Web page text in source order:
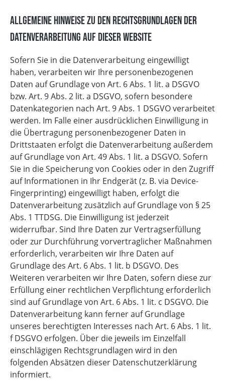
Allgemeine Hinweise zu den Rechtsgrundlagen der
Datenverarbeitung auf dieser Website
Sofern Sie in die Datenverarbeitung eingewilligt
haben, verarbeiten wir Ihre personenbezogenen
Daten auf Grundlage von Art. 6 Abs. 1 lit. a DSGVO
bzw. Art. 9 Abs. 2 lit. a DSGVO, sofern besondere
Datenkategorien nach Art. 9 Abs. 1 DSGVO verarbeitet
werden. Im Falle einer ausdrücklichen Einwilligung in
die Übertragung personenbezogener Daten in
Drittstaaten erfolgt die Datenverarbeitung außerdem
auf Grundlage von Art. 49 Abs. 1 lit. a DSGVO. Sofern
Sie in die Speicherung von Cookies oder in den Zugriff
auf Informationen in Ihr Endgerät (z. B. via Device-
Fingerprinting) eingewilligt haben, erfolgt die
Datenverarbeitung zusätzlich auf Grundlage von § 25
Abs. 1 TTDSG. Die Einwilligung ist jederzeit
widerrufbar. Sind Ihre Daten zur Vertragserfüllung
oder zur Durchführung vorvertraglicher Maßnahmen
erforderlich, verarbeiten wir Ihre Daten auf
Grundlage des Art. 6 Abs. 1 lit. b DSGVO. Des
Weiteren verarbeiten wir Ihre Daten, sofern diese zur
Erfüllung einer rechtlichen Verpflichtung erforderlich
sind auf Grundlage von Art. 6 Abs. 1 lit. c DSGVO. Die
Datenverarbeitung kann ferner auf Grundlage
unseres berechtigten Interesses nach Art. 6 Abs. 1 lit.
f DSGVO erfolgen. Über die jeweils im Einzelfall
einschlägigen Rechtsgrundlagen wird in den
folgenden Absätzen dieser Datenschutzerklärung
informiert.